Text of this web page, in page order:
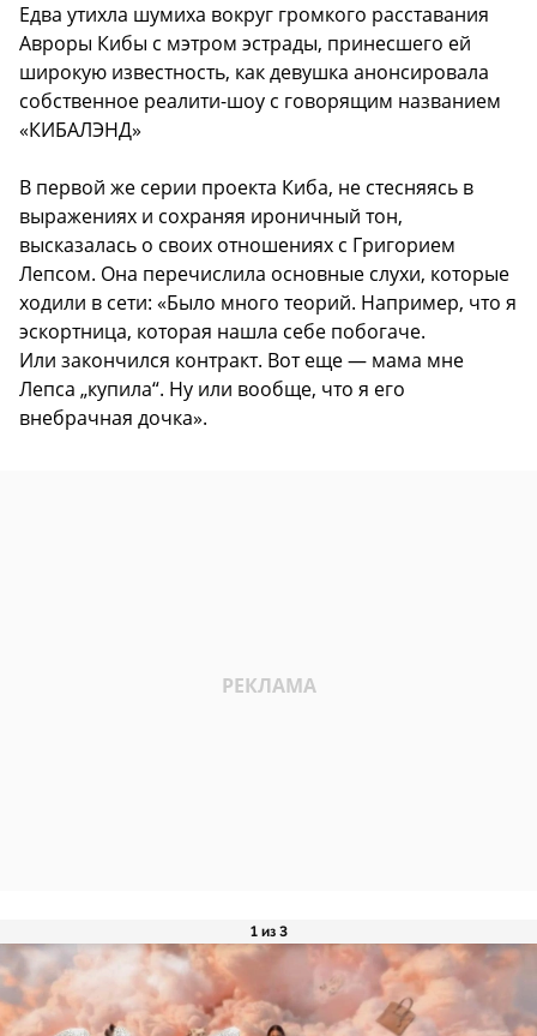
Едва утихла шумиха вокруг громкого расставания
Авроры Кибы с мэтром эстрады, принесшего ей
широкую известность, как девушка анонсировала
собственное реалити-шоу с говорящим названием
«КИБАЛЭНД»
В первой же серии проекта Киба, не стесняясь в
выражениях и сохраняя ироничный тон,
высказалась о своих отношениях с Григорием
Лепсом. Она перечислила основные слухи, которые
ходили в сети: «Было много теорий. Например, что я
эскортница, которая нашла себе побогаче.
Или закончился контракт. Вот еще — мама мне
Лепса „купила“. Ну или вообще, что я его
внебрачная дочка».
1 из 3